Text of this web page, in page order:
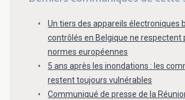
Un tiers des appareils électroniques
contrôlés en Belgique ne respectent
normes européennes
5 ans après les inondations : les
restent toujours vulnérables
Communiqué de presse de la